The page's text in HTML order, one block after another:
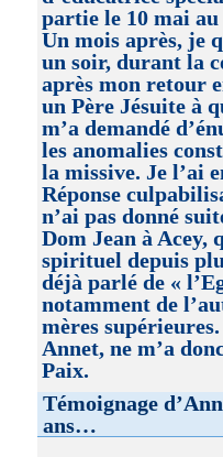
partie le 10 mai
Un mois après, je
un soir, durant la
après mon retour
un Père Jésuite à
m’a demandé
les anomalies
la missive. Je l’ai
Réponse
n’ai pas donné
Dom Jean à Acey,
spirituel depuis
déjà parlé de «
notamment de
mères
Annet, ne m’a
Paix.
Témoignage
ans…